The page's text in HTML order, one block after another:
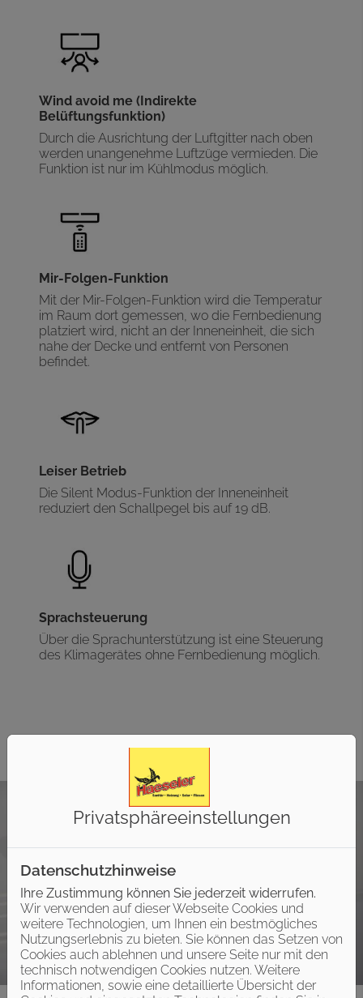
Wind avoid me (Indirekte
Belüftungsfunktion)
Durch die Ausrichtung der Luftgitter nach oben
werden unangenehme Luftzüge vermieden. Die
Funktion ist nur im Kühlmodus möglich.
Mir-Folgen-Funktion
Mit der Mir-Folgen-Funktion wird die Temperatur
im Raum dort gemessen, wo die Fernbedienung
platziert wird, nicht an der Inneneinheit, die sich
nahe der Decke und entfernt von Personen
befindet.
Leiser Betrieb
Die Silent Modus-Funktion der Inneneinheit
reduziert den Schallpegel bis auf 19 dB.
Sprachsteuerung
Über die Sprachunterstützung ist eine Steuerung
des Klimagerätes ohne Fernbedienung möglich.
Privatsphäre­einstellungen
Datenschutzhinweise
Ihre Zustimmung können Sie jederzeit widerrufen.
Wir verwenden auf dieser Webseite Cookies und
weitere Technologien, um Ihnen ein bestmögliches
Nutzungserlebnis zu bieten. Sie können das Setzen von
Cookies auch ablehnen und unsere Seite nur mit den
technisch notwendigen Cookies nutzen. Weitere
Informationen, sowie eine detaillierte Übersicht der